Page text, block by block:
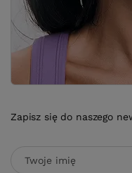
Zapisz się do naszego
Twoje imię